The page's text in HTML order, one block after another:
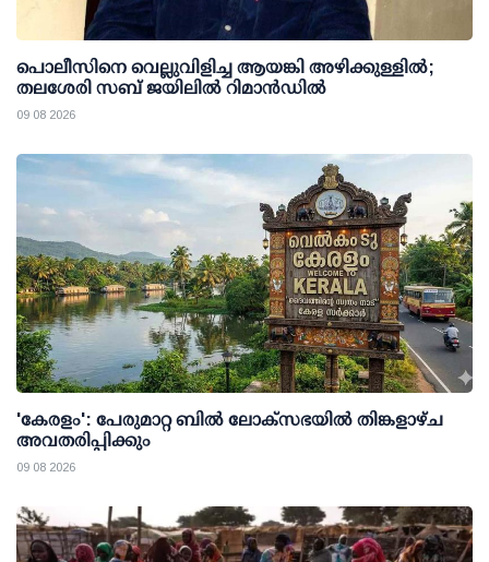
പൊലീസിനെ വെല്ലുവിളിച്ച ആയങ്കി അഴിക്കുള്ളില്‍;
തലശേരി സബ് ജയിലില്‍ റിമാന്‍ഡില്‍
09 08 2026
'കേരളം': പേരുമാറ്റ ബില്‍ ലോക്സഭയില്‍ തിങ്കളാഴ്ച
അവതരിപ്പിക്കും
09 08 2026